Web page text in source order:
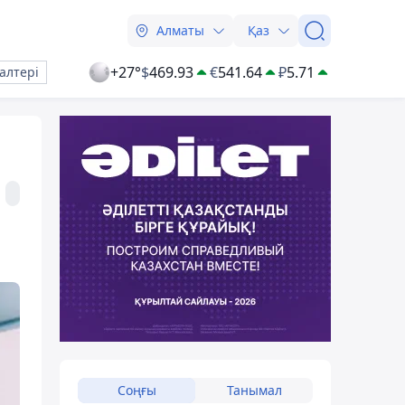
Алматы Қаз
+27°$469.93 €541.64 ₽5.71
Соңғы Танымал